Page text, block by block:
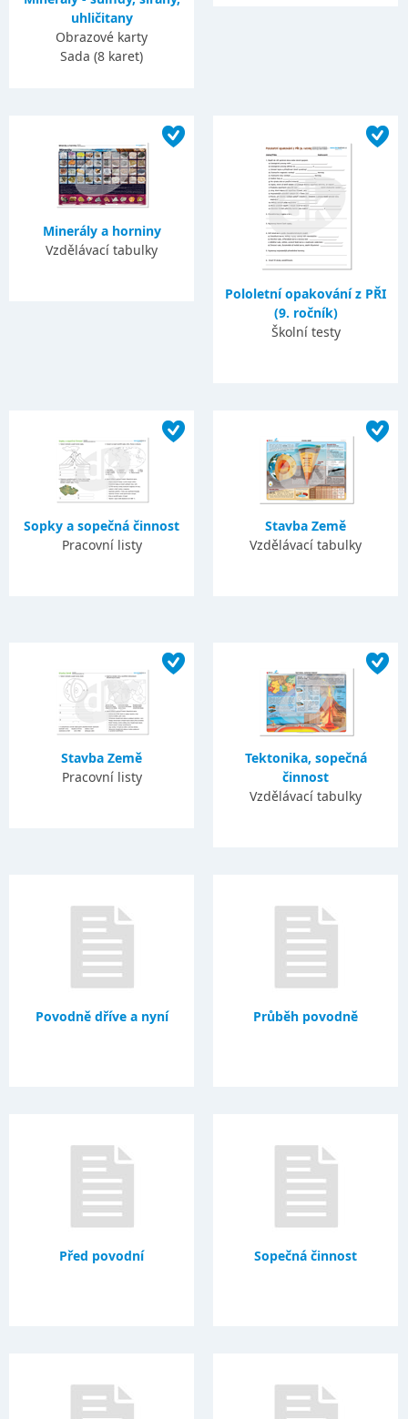
uhličitany
Obrazové karty
Sada (8 karet)
Minerály a horniny
Vzdělávací tabulky
Pololetní opakování z PŘI
(9. ročník)
Školní testy
Sopky a sopečná činnost
Pracovní listy
Stavba Země
Vzdělávací tabulky
Stavba Země
Pracovní listy
Tektonika, sopečná
činnost
Vzdělávací tabulky
Povodně dříve a nyní Průběh povodně
Před povodní Sopečná činnost